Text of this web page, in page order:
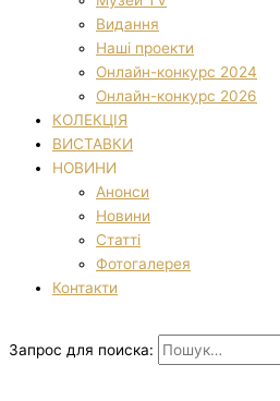
Видання
Наші проекти
Онлайн-конкурс 2024
Онлайн-конкурс 2026
КОЛЕКЦІЯ
ВИСТАВКИ
НОВИНИ
Анонси
Новини
Статті
Фотогалерея
Контакти
Запрос для поиска: